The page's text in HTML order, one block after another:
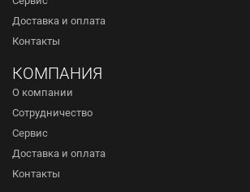
Доставка и оплата
Контакты
КОМПАНИЯ
О компании
Сотрудничество
Сервис
Доставка и оплата
Контакты